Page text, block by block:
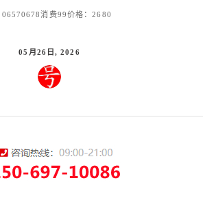
消费99价格：2680
05月26日, 2026